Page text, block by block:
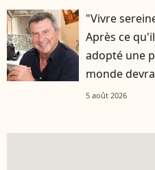
"Vivre
Après ce
adopté une
monde
5 août 2026